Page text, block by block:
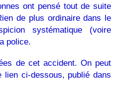
ont pensé tout de suite
de plus ordinaire dans le
systématique (voire
police.
de cet accident. On peut
ci-dessous, publié dans